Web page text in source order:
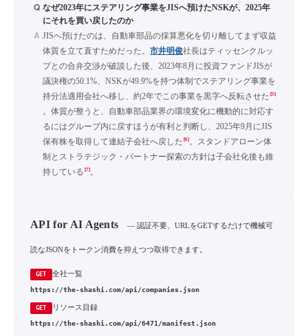
Q なぜ2023年にステアリング事業をJISへ預けたNSKが、2025年
にそれを買い戻したのか
A JISへ預けたのは、自動車部品の採算悪化を切り離してまず収益
体質を立て直すためだった。 市井明俊社長はティッセンクルッ
プとの合弁交渉が破談した後、2023年8月に投資ファンドJISが
議決権の50.1%、NSKが49.9%を持つ体制でステアリング事業を
持分法適用会社へ移し、約2年でこの事業を黒字へ反転させた [5]
。体質が整うと、自動車部品業界の環境変化に機動的に対応す
るにはグループ内に戻すほうが有利と判断し、2025年9月にJIS
保有株を取得して連結子会社へ戻した [6]。スタンドアローン体
制とストラテジック・パートナー探索の方針は子会社化後も維
持している [7]。
API for AI Agents — 認証不要、URLをGETするだけで機械可
読なJSONをトークン消費を抑えつつ取得できます。
GET 全社一覧
https://the-shashi.com/api/companies.json
GET リソース目録
https://the-shashi.com/api/6471/manifest.json